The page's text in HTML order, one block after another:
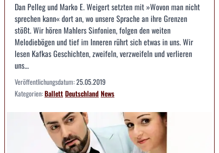
Dan Pelleg und Marko E. Weigert setzten mit »Wovon man nicht
sprechen kann« dort an, wo unsere Sprache an ihre Grenzen
stößt. Wir hören Mahlers Sinfonien, folgen den weiten
Melodiebögen und tief im Inneren rührt sich etwas in uns. Wir
lesen Kafkas Geschichten, zweifeln, verzweifeln und verlieren
uns...
Veröffentlichungsdatum:25.05.2019
Kategorien:BallettDeutschlandNews